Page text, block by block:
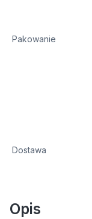
Pakowanie
Dostawa
Opis